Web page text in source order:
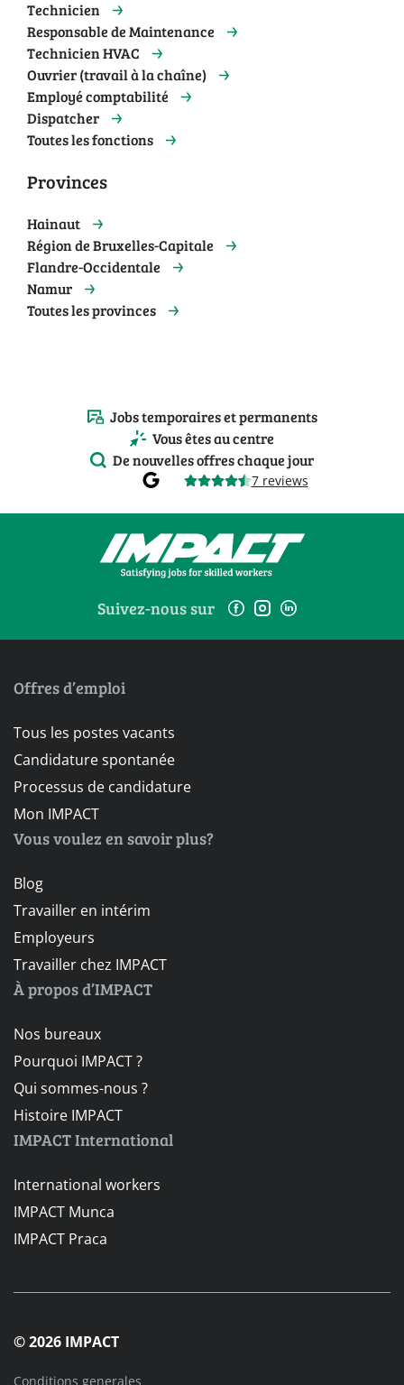
Technicien
Responsable de Maintenance
Technicien HVAC
Ouvrier (travail à la chaîne)
Employé comptabilité
Dispatcher
Toutes les fonctions
Provinces
Hainaut
Région de Bruxelles-Capitale
Flandre-Occidentale
Namur
Toutes les provinces
Jobs temporaires et permanents
Vous êtes au centre
De nouvelles offres chaque jour
7 reviews
Suivez-nous sur
Offres d’emploi
Tous les postes vacants
Candidature spontanée
Processus de candidature
Mon IMPACT
Vous voulez en savoir plus?
Blog
Travailler en intérim
Employeurs
Travailler chez IMPACT
À propos d’IMPACT
Nos bureaux
Pourquoi IMPACT ?
Qui sommes-nous ?
Histoire IMPACT
IMPACT International
International workers
IMPACT Munca
IMPACT Praca
© 2026 IMPACT
Conditions generales